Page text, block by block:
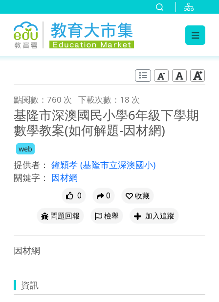
點閱數：760 次 下載次數：18 次
基隆市深澳國民小學6年級下學期
數學教案(如何解題-因材網)
web
提供者： 鐘穎孝 (基隆市立深澳國小)
關鍵字： 因材網
0 0
收藏
問題回報
檢舉 加入追蹤
因材網
資訊